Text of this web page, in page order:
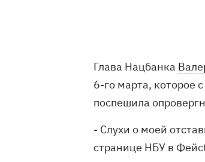
Глава Нацбанка
6-го марта, которое
поспешила
- Слухи о моей
странице НБУ в